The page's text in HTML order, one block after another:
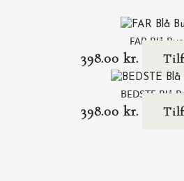
FAR Blå
398.00kr.
BEDSTE Blå
398.00kr.